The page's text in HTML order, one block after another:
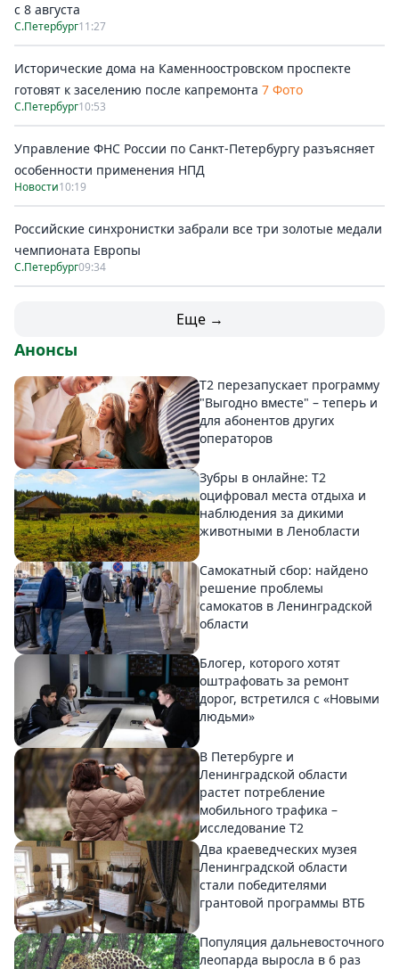
с 8 августа
С.Петербург11:27
Исторические дома на Каменноостровском проспекте
готовят к заселению после капремонта 7 Фото
С.Петербург10:53
Управление ФНС России по Санкт-Петербургу разъясняет
особенности применения НПД
Новости10:19
Российские синхронистки забрали все три золотые медали
чемпионата Европы
С.Петербург09:34
Еще →
Анонсы
Т2 перезапускает программу
"Выгодно вместе" – теперь и
для абонентов других
операторов
Зубры в онлайне: Т2
оцифровал места отдыха и
наблюдения за дикими
животными в Ленобласти
Самокатный сбор: найдено
решение проблемы
самокатов в Ленинградской
области
Блогер, которого хотят
оштрафовать за ремонт
дорог, встретился с «Новыми
людьми»
В Петербурге и
Ленинградской области
растет потребление
мобильного трафика –
исследование T2
Два краеведческих музея
Ленинградской области
стали победителями
грантовой программы ВТБ
Популяция дальневосточного
леопарда выросла в 6 раз